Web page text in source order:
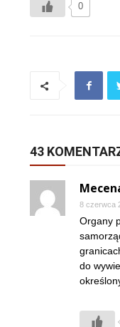
0
43
8 czerwca
Organy
do